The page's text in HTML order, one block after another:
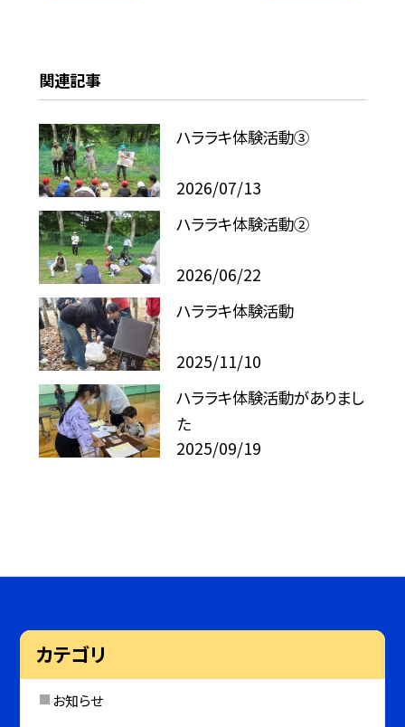
関連記事
ハララキ体験活動③
2026/07/13
ハララキ体験活動②
2026/06/22
ハララキ体験活動
2025/11/10
ハララキ体験活動がありまし
た
2025/09/19
カテゴリ
お知らせ